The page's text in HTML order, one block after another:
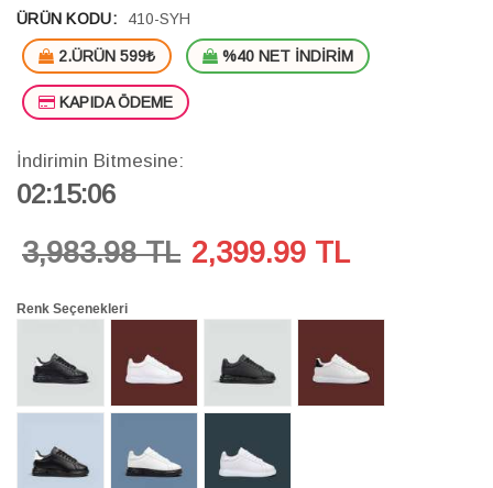
ÜRÜN KODU: 410-SYH
2.ÜRÜN 599₺ %40 NET İNDİRİM
KAPIDA ÖDEME
İndirimin Bitmesine:
02:15:06
3,983.98 TL 2,399.99 TL
Renk Seçenekleri